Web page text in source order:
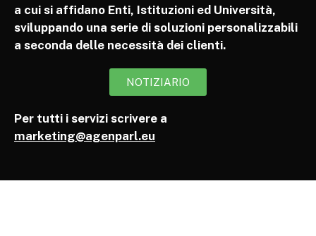
a cui si affidano Enti, Istituzioni ed Università,
sviluppando una serie di soluzioni personalizzabili
a seconda delle necessità dei clienti.
NOTIZIARIO
Per tutti i servizi scrivere a
marketing@agenparl.eu